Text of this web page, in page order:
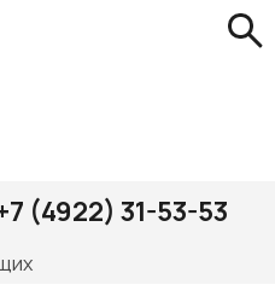
(4922) 31-53-53